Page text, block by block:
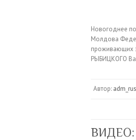
Новогоднее
Молдова
проживающих
РЫБИЦКОГО
Автор: adm_rus
ВИДЕО: